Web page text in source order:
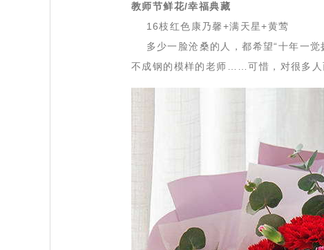
教师节鲜花/幸福典藏
16枝红色康乃馨+满天星+黄莺
多少一脸沧桑的人，都希望“十年一觉
不成钢的模样的老师……可惜，对很多人